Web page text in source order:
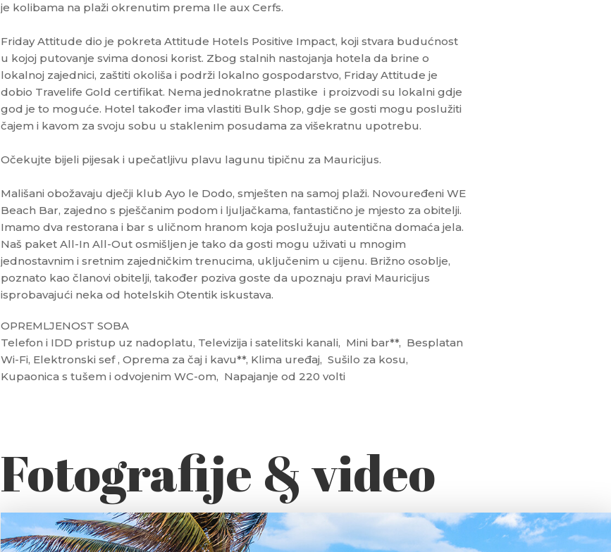
je kolibama na plaži okrenutim prema Ile aux Cerfs.
Friday Attitude dio je pokreta Attitude Hotels Positive Impact, koji stvara budućnost
u kojoj putovanje svima donosi korist. Zbog stalnih nastojanja hotela da brine o
lokalnoj zajednici, zaštiti okoliša i podrži lokalno gospodarstvo, Friday Attitude je
dobio Travelife Gold certifikat. Nema jednokratne plastike i proizvodi su lokalni gdje
god je to moguće. Hotel također ima vlastiti Bulk Shop, gdje se gosti mogu poslužiti
čajem i kavom za svoju sobu u staklenim posudama za višekratnu upotrebu.
Očekujte bijeli pijesak i upečatljivu plavu lagunu tipičnu za Mauricijus.
Mališani obožavaju dječji klub Ayo le Dodo, smješten na samoj plaži. Novouređeni WE
Beach Bar, zajedno s pješčanim podom i ljuljačkama, fantastično je mjesto za obitelji.
Imamo dva restorana i bar s uličnom hranom koja poslužuju autentična domaća jela.
Naš paket All-In All-Out osmišljen je tako da gosti mogu uživati ​​u mnogim
jednostavnim i sretnim zajedničkim trenucima, uključenim u cijenu. Brižno osoblje,
poznato kao članovi obitelji, također poziva goste da upoznaju pravi Mauricijus
isprobavajući neka od hotelskih Otentik iskustava.
OPREMLJENOST SOBA
Telefon i IDD pristup uz nadoplatu, Televizija i satelitski kanali, Mini bar**, Besplatan
Wi-Fi, Elektronski sef , Oprema za čaj i kavu**, Klima uređaj, Sušilo za kosu,
Kupaonica s tušem i odvojenim WC-om, Napajanje od 220 volti
Fotografije & video